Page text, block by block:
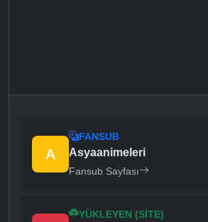
A
FANSUB
Asyaanimeleri
Fansub Sayfası
YÜKLEYEN (SITE)